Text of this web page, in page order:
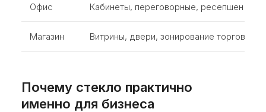
Офис Кабинеты, переговорные, ресепшен
Магазин Витрины, двери, зонирование торгового
Почему стекло практично
именно для бизнеса